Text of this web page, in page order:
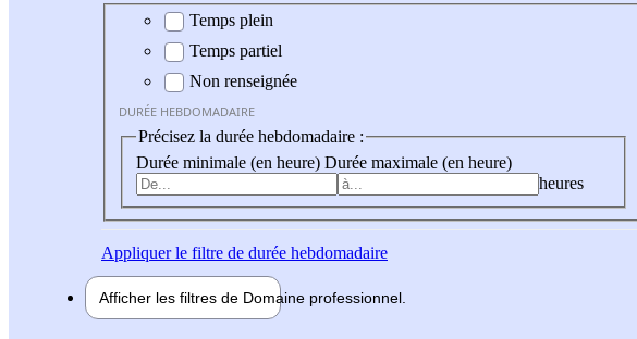
Durée hebdomadaire
Temps plein
Temps partiel
Non renseignée
DURÉE HEBDOMADAIRE
Précisez la durée hebdomadaire :
Durée minimale (en heure) Durée maximale (en heure)
heures
Appliquerle filtre de durée hebdomadaire
Afficher les filtres de Domaine professionnel